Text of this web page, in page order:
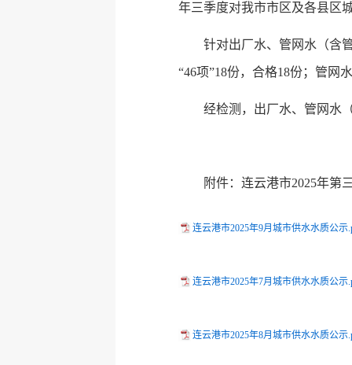
年三季度对我市市区及各县区
针对出厂水、管网水（含
“46项”18份，合格18份；管网
经检测，出厂水、管网水
附件：连云港市2025年第
连云港市2025年9月城市供水水质公示
连云港市2025年7月城市供水水质公示
连云港市2025年8月城市供水水质公示